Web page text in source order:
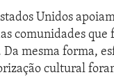
Unidos
comunidades que
Da mesma forma,
cultural